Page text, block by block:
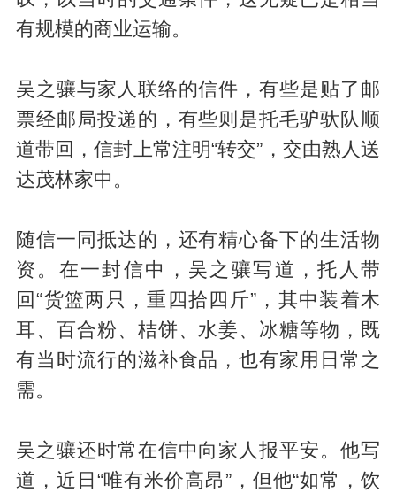
有规模的商业运输。
吴之骧与家人联络的信件，有些是贴了邮
票经邮局投递的，有些则是托毛驴驮队顺
道带回，信封上常注明“转交”，交由熟人送
达茂林家中。
随信一同抵达的，还有精心备下的生活物
资。在一封信中，吴之骧写道，托人带
回“货篮两只，重四拾四斤”，其中装着木
耳、百合粉、桔饼、水姜、冰糖等物，既
有当时流行的滋补食品，也有家用日常之
需。
吴之骧还时常在信中向家人报平安。他写
道，近日“唯有米价高昂”，但他“如常，饮